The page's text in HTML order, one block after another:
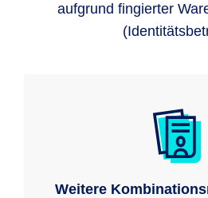
aufgrund fingierter
Weitere